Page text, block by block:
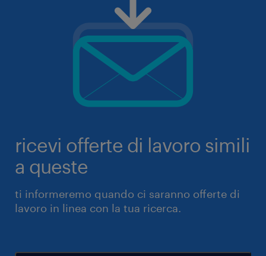
ricevi offerte di lavoro simili
a queste
ti informeremo quando ci saranno offerte di
lavoro in linea con la tua ricerca.